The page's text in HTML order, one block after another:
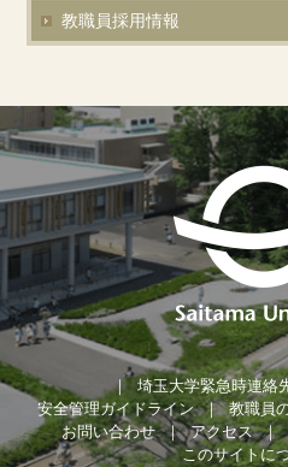
教職員採用情報
埼玉大学緊急時連絡
安全管理ガイドライン
教職員
お問い合わせ
アクセス
このサイトに